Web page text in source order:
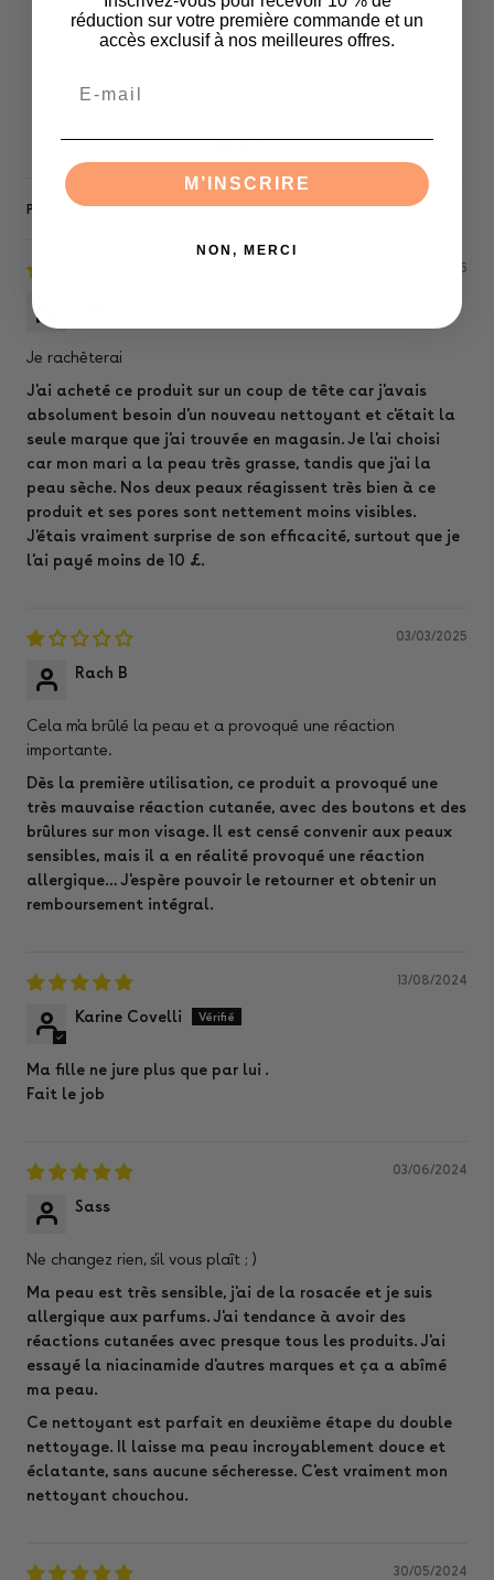
Vérifié
Sort by
19/09/2025
Je rachèterai
J'ai acheté ce produit sur un coup de tête car j'avais
absolument besoin d'un nouveau nettoyant et c'était la
seule marque que j'ai trouvée en magasin. Je l'ai choisi
car mon mari a la peau très grasse, tandis que j'ai la
peau sèche. Nos deux peaux réagissent très bien à ce
produit et ses pores sont nettement moins visibles.
J'étais vraiment surprise de son efficacité, surtout que je
l'ai payé moins de 10 £.
03/03/2025
Rach B
Cela m'a brûlé la peau et a provoqué une réaction
importante.
Dès la première utilisation, ce produit a provoqué une
très mauvaise réaction cutanée, avec des boutons et des
brûlures sur mon visage. Il est censé convenir aux peaux
sensibles, mais il a en réalité provoqué une réaction
allergique… J'espère pouvoir le retourner et obtenir un
remboursement intégral.
13/08/2024
Karine Covelli
Ma fille ne jure plus que par lui .
Fait le job
03/06/2024
Sass
Ne changez rien, s'il vous plaît ; )
Ma peau est très sensible, j'ai de la rosacée et je suis
allergique aux parfums. J'ai tendance à avoir des
réactions cutanées avec presque tous les produits. J'ai
essayé la niacinamide d'autres marques et ça a abîmé
ma peau.
Ce nettoyant est parfait en deuxième étape du double
nettoyage. Il laisse ma peau incroyablement douce et
éclatante, sans aucune sécheresse. C'est vraiment mon
nettoyant chouchou.
30/05/2024
réduction sur votre première commande et un
accès exclusif à nos meilleures offres.
M’INSCRIRE
NON, MERCI